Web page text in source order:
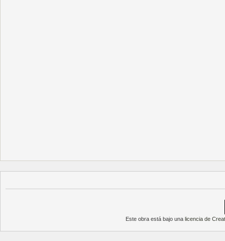
Este obra está bajo una licencia de